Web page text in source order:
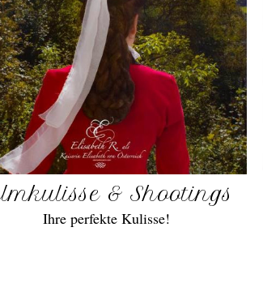
& Shootings
Ihre perfekte Kulisse!